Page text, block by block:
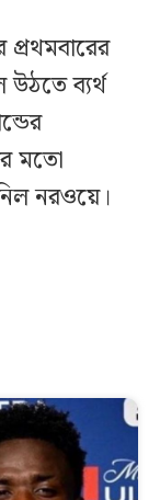
উঠতে ব্যর্থ
মতো
নরওয়ে।